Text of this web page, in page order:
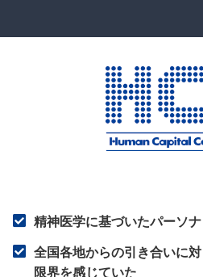
精神医学に基づいたパーソ
全国各地からの引き合いに
限界を感じていた